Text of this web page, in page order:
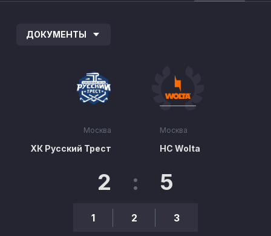
ДОКУМЕНТЫ
Москва
ХК Русский Трест
2 : 5
1 2 3
Москва
HC Wolta